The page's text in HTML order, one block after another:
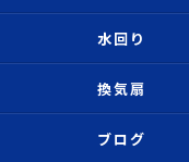
水回り
換気扇
ブログ